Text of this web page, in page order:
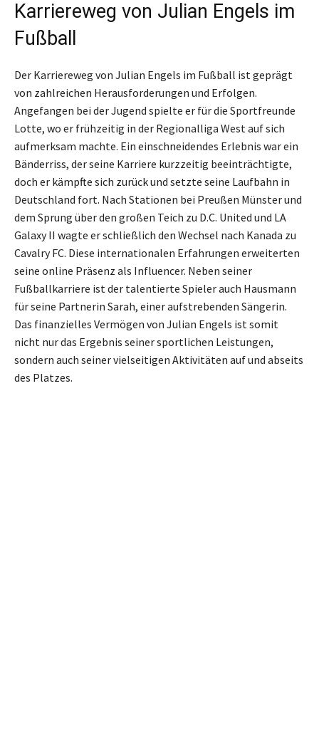
Karriereweg von Julian Engels im
Fußball
Der Karriereweg von Julian Engels im Fußball ist geprägt
von zahlreichen Herausforderungen und Erfolgen.
Angefangen bei der Jugend spielte er für die Sportfreunde
Lotte, wo er frühzeitig in der Regionalliga West auf sich
aufmerksam machte. Ein einschneidendes Erlebnis war ein
Bänderriss, der seine Karriere kurzzeitig beeinträchtigte,
doch er kämpfte sich zurück und setzte seine Laufbahn in
Deutschland fort. Nach Stationen bei Preußen Münster und
dem Sprung über den großen Teich zu D.C. United und LA
Galaxy II wagte er schließlich den Wechsel nach Kanada zu
Cavalry FC. Diese internationalen Erfahrungen erweiterten
seine online Präsenz als Influencer. Neben seiner
Fußballkarriere ist der talentierte Spieler auch Hausmann
für seine Partnerin Sarah, einer aufstrebenden Sängerin.
Das finanzielles Vermögen von Julian Engels ist somit
nicht nur das Ergebnis seiner sportlichen Leistungen,
sondern auch seiner vielseitigen Aktivitäten auf und abseits
des Platzes.